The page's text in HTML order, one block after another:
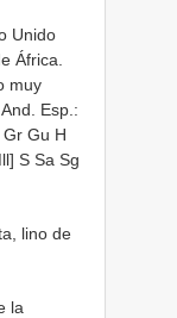
Unido
África.
muy
Esp.:
Gr Gu H
S Sa Sg
lino de
la